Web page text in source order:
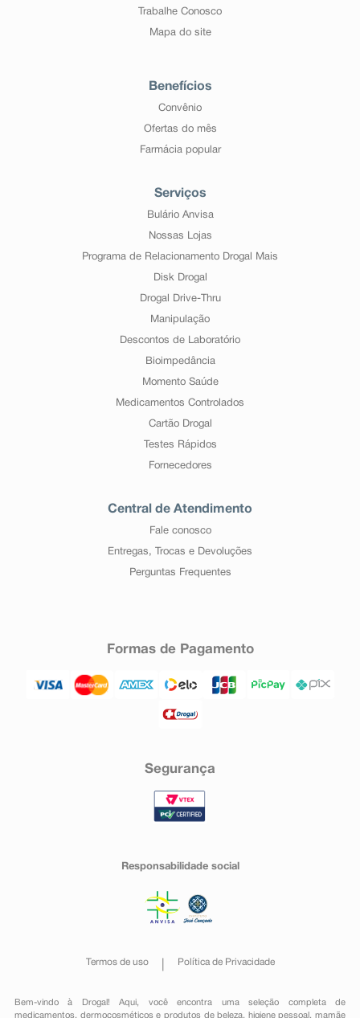
Trabalhe Conosco
Mapa do site
Benefícios
Convênio
Ofertas do mês
Farmácia popular
Serviços
Bulário Anvisa
Nossas Lojas
Programa de Relacionamento Drogal Mais
Disk Drogal
Drogal Drive-Thru
Manipulação
Descontos de Laboratório
Bioimpedância
Momento Saúde
Medicamentos Controlados
Cartão Drogal
Testes Rápidos
Fornecedores
Central de Atendimento
Fale conosco
Entregas, Trocas e Devoluções
Perguntas Frequentes
Formas de Pagamento
Segurança
Responsabilidade social
Termos de uso Política de Privacidade
Bem-vindo à Drogal! Aqui, você encontra uma seleção completa de
medicamentos , dermocosméticos e produtos de beleza, higiene pessoal ,mamãe